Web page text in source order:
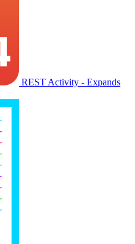
REST Activity - Expands